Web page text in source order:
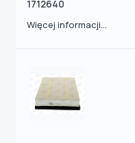
1712640
Więcej informacji...